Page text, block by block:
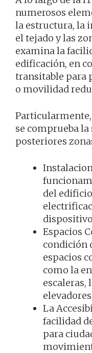
numerosos
la estructura, la
el tejado y las
examina la
edificación, en
transitable para
o movilidad
se comprueba
posteriores
del
Espacios
condición
espacios
como la
escaleras,
La
facilidad
para